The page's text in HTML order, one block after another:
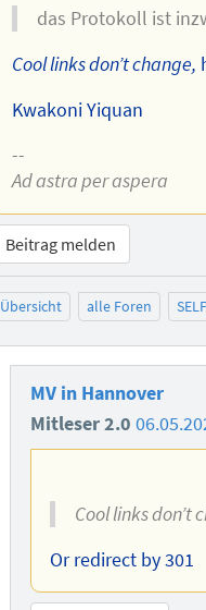
das Protokoll ist
Cool links don’t change,
Kwakoni Yiquan
--
Ad astra per aspera
Beitrag melden
Übersicht alle Foren
MV in Hannover
Mitleser 2.0
Cool links don’t
Or redirect by 301